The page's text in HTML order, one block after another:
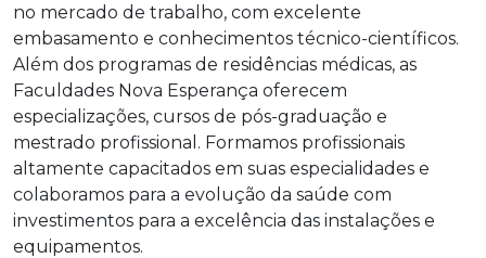
no mercado de trabalho, com excelente
embasamento e conhecimentos técnico-científicos.
Além dos programas de residências médicas, as
Faculdades Nova Esperança oferecem
especializações, cursos de pós-graduação e
mestrado profissional. Formamos profissionais
altamente capacitados em suas especialidades e
colaboramos para a evolução da saúde com
investimentos para a excelência das instalações e
equipamentos.